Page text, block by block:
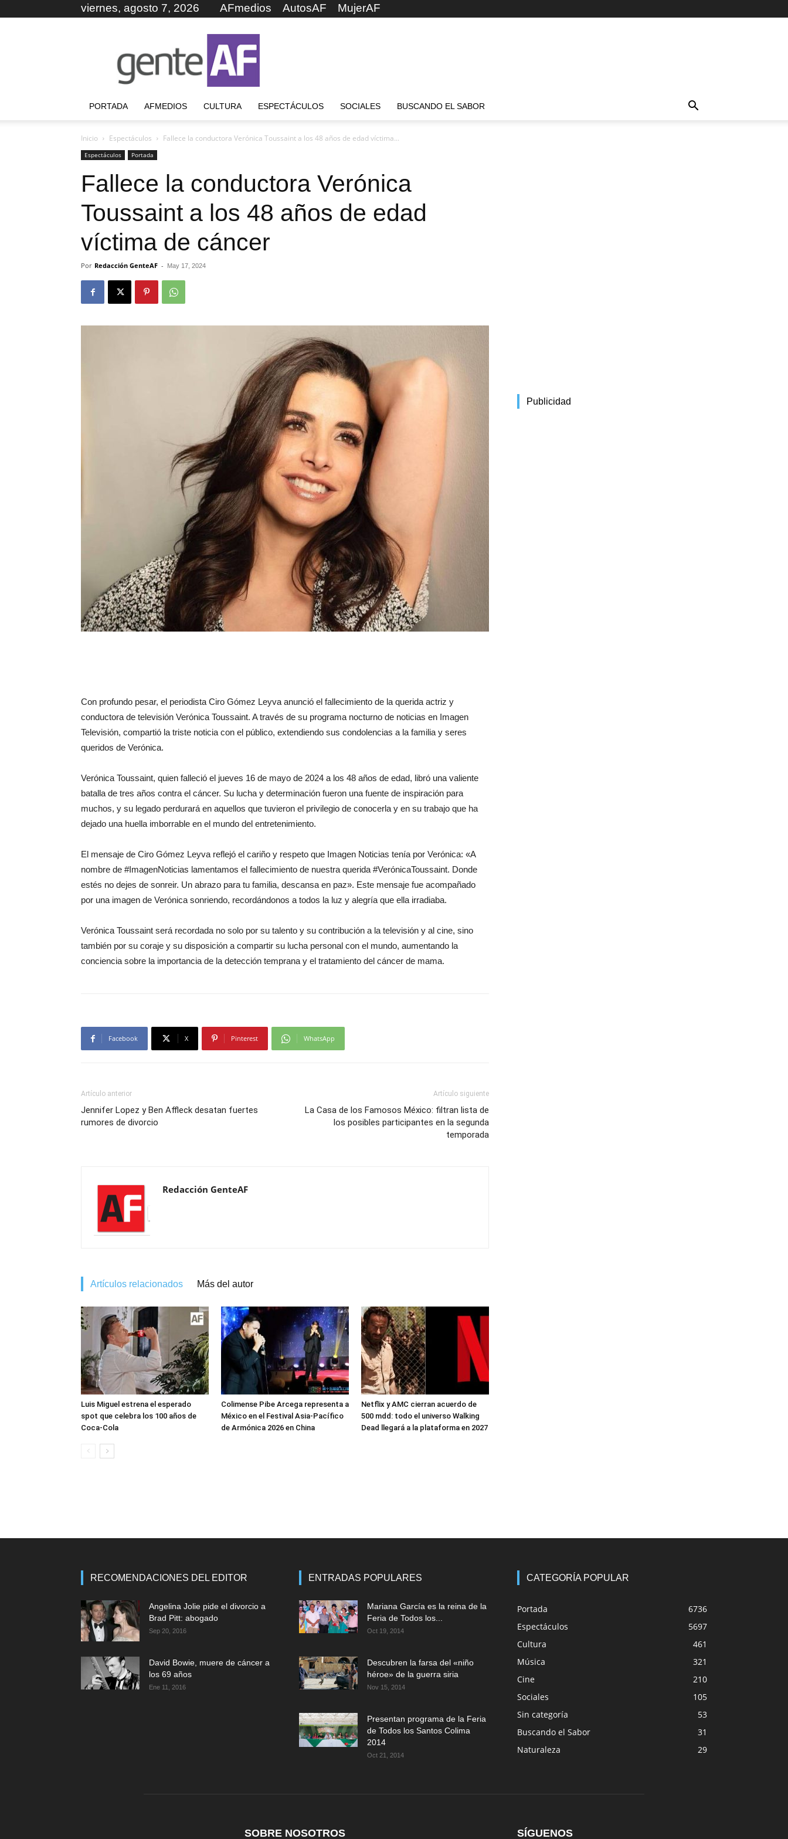
viernes, agosto 7, 2026 AFmedios AutosAF MujerAF
PORTADA AFMEDIOS CULTURA ESPECTÁCULOS SOCIALES BUSCANDO EL SABOR
Inicio Espectáculos Fallece la conductora Verónica Toussaint a los 48 años de edad víctima...
Espectáculos Portada
Fallece la conductora Verónica
Toussaint a los 48 años de edad
víctima de cáncer
Por Redacción GenteAF - May 17, 2024
Con profundo pesar, el periodista Ciro Gómez Leyva anunció el fallecimiento de la querida actriz y
conductora de televisión Verónica Toussaint. A través de su programa nocturno de noticias en Imagen
Televisión, compartió la triste noticia con el público, extendiendo sus condolencias a la familia y seres
queridos de Verónica.
Verónica Toussaint, quien falleció el jueves 16 de mayo de 2024 a los 48 años de edad, libró una valiente
batalla de tres años contra el cáncer. Su lucha y determinación fueron una fuente de inspiración para
muchos, y su legado perdurará en aquellos que tuvieron el privilegio de conocerla y en su trabajo que ha
dejado una huella imborrable en el mundo del entretenimiento.
El mensaje de Ciro Gómez Leyva reflejó el cariño y respeto que Imagen Noticias tenía por Verónica: «A
nombre de #ImagenNoticias lamentamos el fallecimiento de nuestra querida #VerónicaToussaint. Donde
estés no dejes de sonreir. Un abrazo para tu familia, descansa en paz». Este mensaje fue acompañado
por una imagen de Verónica sonriendo, recordándonos a todos la luz y alegría que ella irradiaba.
Verónica Toussaint será recordada no solo por su talento y su contribución a la televisión y al cine, sino
también por su coraje y su disposición a compartir su lucha personal con el mundo, aumentando la
conciencia sobre la importancia de la detección temprana y el tratamiento del cáncer de mama.
Facebook X Pinterest WhatsApp
Artículo anterior
Jennifer Lopez y Ben Affleck desatan fuertes
rumores de divorcio
Artículo siguiente
La Casa de los Famosos México: filtran lista de
los posibles participantes en la segunda
temporada
Redacción GenteAF
Artículos relacionados Más del autor
Luis Miguel estrena el esperado
spot que celebra los 100 años de
Coca-Cola
Colimense Pibe Arcega representa a
México en el Festival Asia-Pacífico
de Armónica 2026 en China
Netflix y AMC cierran acuerdo de
500 mdd: todo el universo Walking
Dead llegará a la plataforma en 2027
Publicidad
RECOMENDACIONES DEL EDITOR
Angelina Jolie pide el divorcio a
Brad Pitt: abogado
Sep 20, 2016
David Bowie, muere de cáncer a
los 69 años
Ene 11, 2016
ENTRADAS POPULARES
Mariana García es la reina de la
Feria de Todos los...
Oct 19, 2014
Descubren la farsa del «niño
héroe» de la guerra siria
Nov 15, 2014
Presentan programa de la Feria
de Todos los Santos Colima
2014
Oct 21, 2014
CATEGORÍA POPULAR
Portada
6736
Espectáculos
5697
Cultura
461
Música
321
Cine
210
Sociales
105
Sin categoría
53
Buscando el Sabor
31
Naturaleza
29
SOBRE NOSOTROS SÍGUENOS